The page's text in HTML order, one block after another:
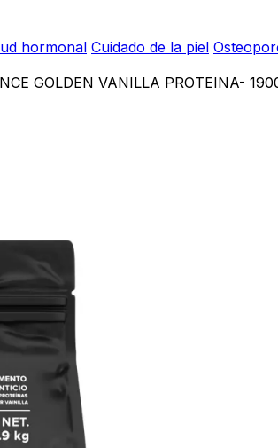
hormonal Cuidado de la piel
GOLDEN VANILLA PROTEINA-